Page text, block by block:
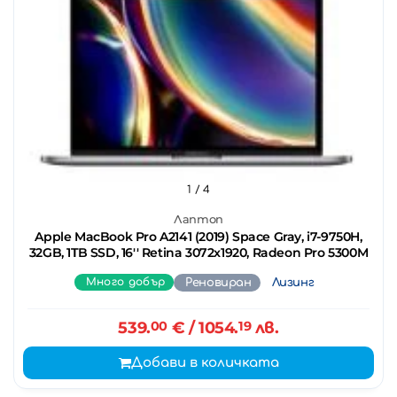
Лаптоп
Apple MacBook Pro A2141 (2019) Space Gray, i7-9750H,
32GB, 1TB SSD, 16'' Retina 3072x1920, Radeon Pro 5300M
1 / 4
Много добър Реновиран Лизинг
539.00€ / 1054.19лв.
Добави в количката